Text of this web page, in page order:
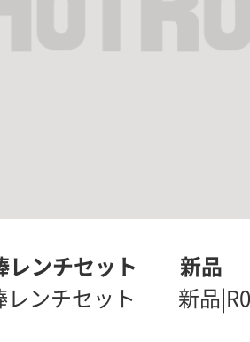
ンチセット 新品
ンチセット 新品